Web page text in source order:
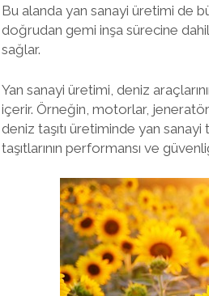
Bu alanda yan sanayi üretimi de
doğrudan gemi inşa sürecine
sağlar.
Yan sanayi üretimi, deniz
içerir. Örneğin, motorlar,
deniz taşıtı üretiminde yan
taşıtlarının performansı ve